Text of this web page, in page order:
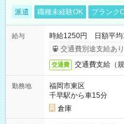
派遣 職種未経験OK ブランク
給与
時給1250円 日額平均
交通費別途支給あり
交通費 交通費支給（規
勤務地
福岡市東区
千早駅から車15分
倉庫